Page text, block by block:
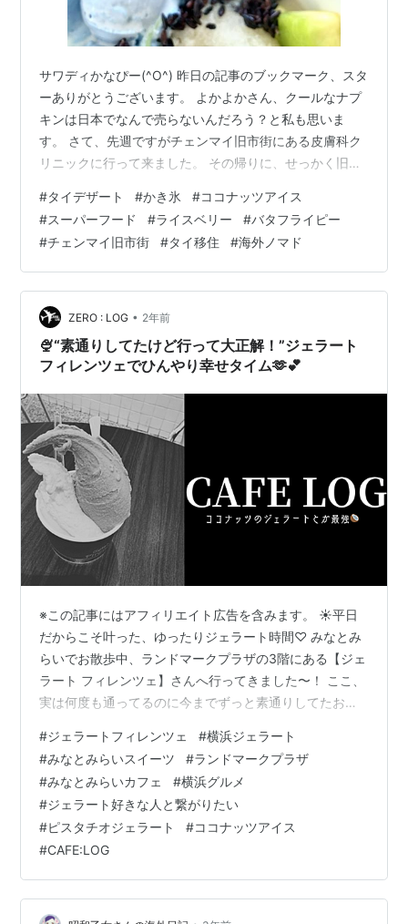
サワディかなぴー(^O^) 昨日の記事のブックマーク、スタ
ーありがとうございます。 よかよかさん、クールなナプ
キンは日本でなんで売らないんだろう？と私も思いま
す。 さて、先週ですがチェンマイ旧市街にある皮膚科ク
リニックに行って来ました。 その帰りに、せっかく旧市
した。 www.happykanapy.com クリニックの予約が11
時で、終わるとお昼時だったんですが、この日はあまり
お腹が空いていませんでした。 それで、ランチは食べず
上の記事の通り散策を小一時間しました。 ですが、南国
タイなので、歩くと暑くなるし、のども乾きます💦 そこ
で、来た道を…
#タイデザート #かき氷 #ココナッツアイス
#スーパーフード #ライスベリー #バタフライピー
#チェンマイ旧市街 #タイ移住 #海外ノマド
ZERO : LOG • 2年前
🍨“素通りしてたけど行って大正解！”ジェラート
フィレンツェでひんやり幸せタイム🫶💕
※この記事にはアフィリエイト広告を含みます。 ☀️平日
だからこそ叶った、ゆったりジェラート時間♡ みなとみ
らいでお散歩中、ランドマークプラザの3階にある【ジェ
ラート フィレンツェ】さんへ行ってきました〜！ ここ、
実は何度も通ってるのに今までずっと素通りしてたお
👏✨ 🍦選んだのは… ＋70円のプレミアムジェラート【ピ
スタチオ】 香りに惚れた【ココナッツ】ダブルにしても
＋50円だったから即決🫶 ピスタチオは濃厚＆粒々食感で
塩味が絶妙！ココナッツは南国気分全開で癒し効果バツ
グン🌴🍨お口の中がいきなりバカンスモードに入っちゃ
ったよ〜🥺💕 💡ここ…
#ジェラートフィレンツェ #横浜ジェラート
#みなとみらいスイーツ #ランドマークプラザ
#みなとみらいカフェ #横浜グルメ
#ジェラート好きな人と繋がりたい
#ピスタチオジェラート #ココナッツアイス
#CAFE:LOG